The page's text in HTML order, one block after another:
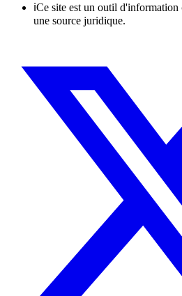
ℹCe site est un outil d'information
une source juridique.